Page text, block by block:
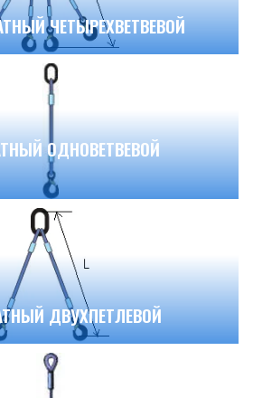
ЧЕТЫРЕХВЕТВЕВОЙ
ОДНОВЕТВЕВОЙ
ДВУХПЕТЛЕВОЙ